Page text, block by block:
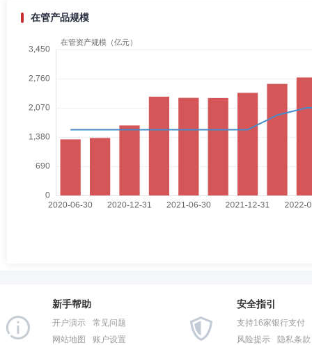
在管产品规模
新手帮助
开户演示
常见问题
网站地图
账户设置
安全指引
支持16家银行支付
风险提示
隐私条款